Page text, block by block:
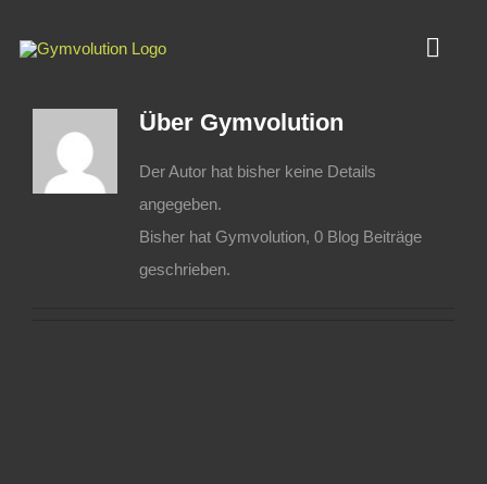
Inhalt
HOME
Studio
Über Gymvolution
Der Autor hat bisher keine Details
angegeben.
Bisher hat Gymvolution, 0 Blog Beiträge
geschrieben.